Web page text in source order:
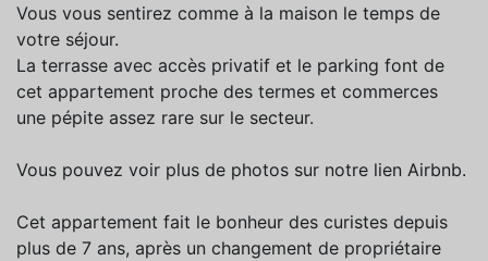
Vous vous sentirez comme à la maison le temps de
votre séjour.
La terrasse avec accès privatif et le parking font de
cet appartement proche des termes et commerces
une pépite assez rare sur le secteur.
Vous pouvez voir plus de photos sur notre lien Airbnb.
Cet appartement fait le bonheur des curistes depuis
plus de 7 ans, après un changement de propriétaire